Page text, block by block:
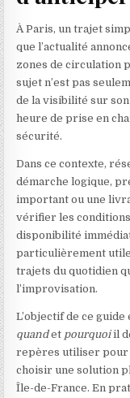
À Paris, un trajet
que l’actualité
zones de circulation
sujet n’est pas
de la visibilité sur
heure de prise en
sécurité.
Dans ce contexte,
démarche logique,
important ou une
vérifier les
disponibilité
particulièrement
trajets du quotidien
l’improvisation.
L’objectif de ce
quandet pourquoiil
repères utiliser pour
choisir une solution
Île-de-France. En